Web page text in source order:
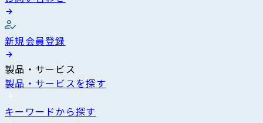
新規会員登録
製品・サービス
製品・サービスを探す
キーワードから探す